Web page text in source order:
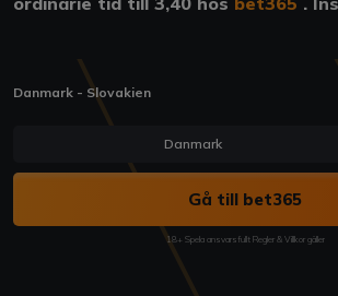
Danmark - Slovakien
Danmark
Gå till bet365
18+ Spela ansvarsfullt Regler & Villkor gäller